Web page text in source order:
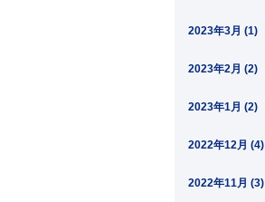
2023年3月 (1)
2023年2月 (2)
2023年1月 (2)
2022年12月 (4)
2022年11月 (3)